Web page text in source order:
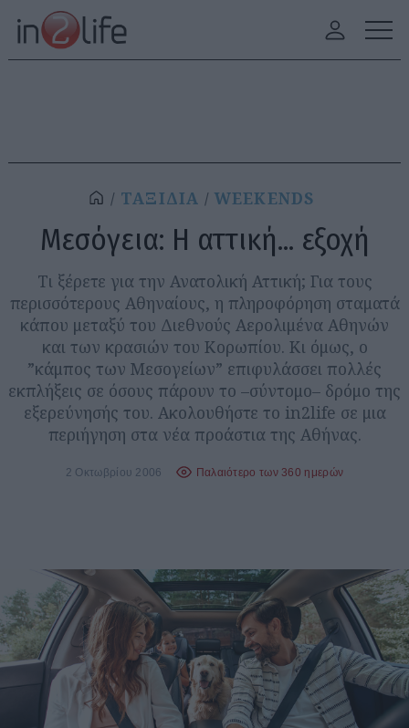
ΤΑΞΙΔΙΑ WEEKENDS
Μεσόγεια: Η αττική... εξοχή
Τι ξέρετε για την Ανατολική Αττική; Για τους
περισσότερους Αθηναίους, η πληροφόρηση σταματά
κάπου μεταξύ του Διεθνούς Αερολιμένα Αθηνών
και των κρασιών του Κορωπίου. Κι όμως, ο
”κάμπος των Μεσογείων” επιφυλάσσει πολλές
εκπλήξεις σε όσους πάρουν το –σύντομο– δρόμο της
εξερεύνησής του. Ακολουθήστε το in2life σε μια
περιήγηση στα νέα προάστια της Αθήνας.
2 Οκτωβρίου 2006 Παλαιότερο των 360 ημερών